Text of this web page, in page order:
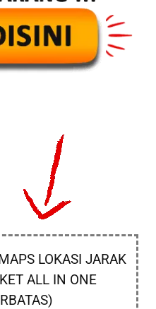
LOKASI JARAK
ALL IN ONE